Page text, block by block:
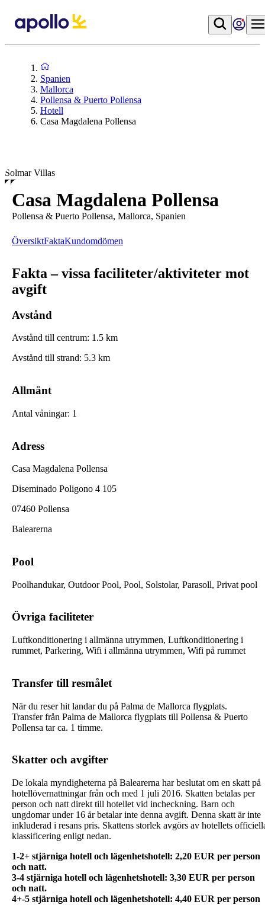
Spanien
Mallorca
Pollensa & Puerto Pollensa
Hotell
Casa Magdalena Pollensa
Solmar Villas
Casa Magdalena Pollensa
Pollensa & Puerto Pollensa, Mallorca, Spanien
ÖversiktFaktaKundomdömen
Fakta – vissa faciliteter/aktiviteter mot
avgift
Avstånd
Avstånd till centrum: 1.5 km
Avstånd till strand: 5.3 km
Allmänt
Antal våningar: 1
Adress
Casa Magdalena Pollensa
Diseminado Poligono 4 105
07460 Pollensa
Balearerna
Pool
Poolhandukar, Outdoor Pool, Pool, Solstolar, Parasoll, Privat pool
Övriga faciliteter
Luftkonditionering i allmänna utrymmen, Luftkonditionering i
rummet, Parkering, Wifi i allmänna utrymmen, Wifi på rummet
Transfer till resmålet
När du reser hit landar du på Palma de Mallorca flygplats.
Transfer från Palma de Mallorca flygplats till Pollensa & Puerto
Pollensa tar ca. 1 timme.
Skatter och avgifter
De lokala myndigheterna på Balearerna har beslutat om en skatt på
hotellövernattningar från och med 1 juli 2016. Skatten betalas per
person och natt direkt till hotellet vid incheckning. Barn och
ungdomar under 16 år betalar inte denna avgift. Denna skatt är inte
inkluderad i resans pris. Skattens storlek avgörs av hotellets
klassificering enligt nedan.
1-2+ stjärniga hotell och lägenhetshotell: 2,20 EUR per person
och natt.
3-4 stjärniga hotell och lägenhetshotell: 3,30 EUR per person
och natt.
4+-5 stjärniga hotell och lägenhetshotell: 4,40 EUR per person